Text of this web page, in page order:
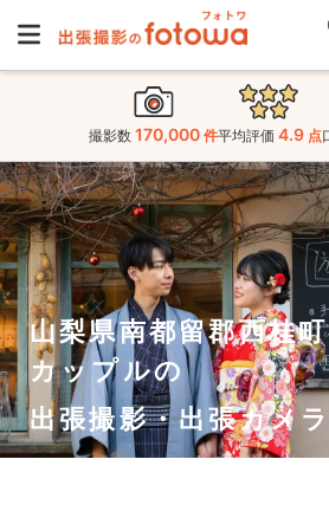
撮影数 170,000 件平均評価 4.9 点
山梨県南都留郡西桂町
カップルの
出張撮影・出張カメ